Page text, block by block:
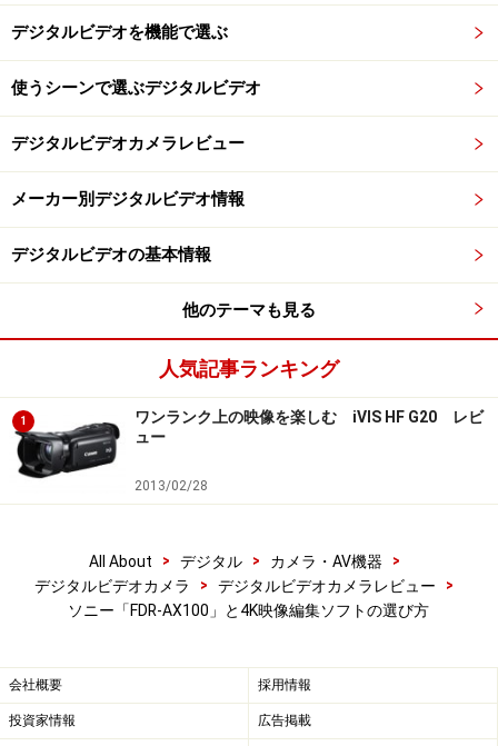
※記事内容は執筆時点のものです。最新の内容をご確認くださ
い。
デジタルビデオを機能で選ぶ
使うシーンで選ぶデジタルビデオ
デジタルビデオカメラレビュー
メーカー別デジタルビデオ情報
デジタルビデオの基本情報
他のテーマも見る
人気記事ランキング
1
ワンランク上の映像を楽しむ iVIS HF G20 レビ
ュー
2013/02/28
All About > デジタル > カメラ・AV機器
>
デジタルビデオカメラ
> デジタルビデオカメラレビュー
>
ソニー「FDR-AX100」と4K映像編集ソフトの選び方
会社概要 採用情報
投資家情報 広告掲載